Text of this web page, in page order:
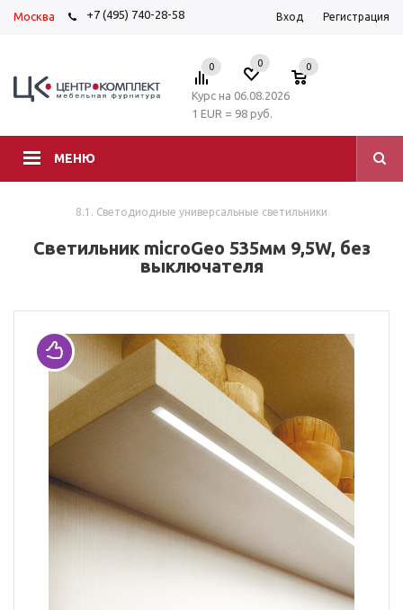
Москва +7 (495) 740-28-58 Вход Регистрация
МЕНЮ
0 0 0
Курс на 06.08.2026
1 EUR = 98 руб.
8.1. Светодиодные универсальные светильники
Светильник microGeo 535мм 9,5W, без
выключателя